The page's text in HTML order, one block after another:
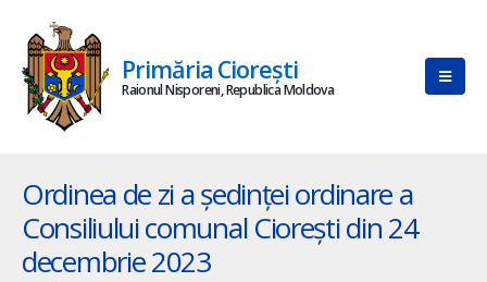
Primăria Ciorești
Raionul Nisporeni, Republica Moldova
Ordinea de zi a ședinței ordinare a
Consiliului comunal Ciorești din 24
decembrie 2023